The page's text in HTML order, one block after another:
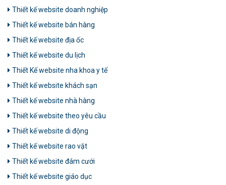
Thiết kế website doanh nghiệp
Thiết kế website bán hàng
Thiết kế website địa ốc
Thiết kế website du lịch
Thiết Kế website nha khoa y tế
Thiết kế website khách sạn
Thiết kế website nhà hàng
Thiết kế website theo yêu cầu
Thiết kế website di động
Thiết kế website rao vặt
Thiết kế website đám cưới
Thiết kế website giáo dục